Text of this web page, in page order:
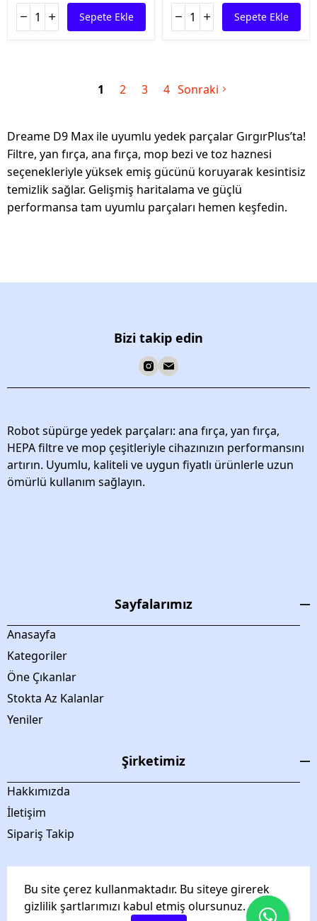
Bu site çerez kullanmaktadır. Bu siteye girerek
gizlilik şartlarımızı kabul etmiş olursunuz.
Sepete Ekle Sepete Ekle
1 2 3 4 Sonraki
Dreame D9 Max ile uyumlu yedek parçalar GırgırPlus’ta!
Filtre, yan fırça, ana fırça, mop bezi ve toz haznesi
seçenekleriyle yüksek emiş gücünü koruyarak kesintisiz
temizlik sağlar. Gelişmiş haritalama ve güçlü
performansa tam uyumlu parçaları hemen keşfedin.
Bizi takip edin
Robot süpürge yedek parçaları: ana fırça, yan fırça,
HEPA filtre ve mop çeşitleriyle cihazınızın performansını
artırın. Uyumlu, kaliteli ve uygun fiyatlı ürünlerle uzun
ömürlü kullanım sağlayın.
Sayfalarımız
Anasayfa
Kategoriler
Öne Çıkanlar
Stokta Az Kalanlar
Yeniler
Şirketimiz
Hakkımızda
İletişim
Sipariş Takip